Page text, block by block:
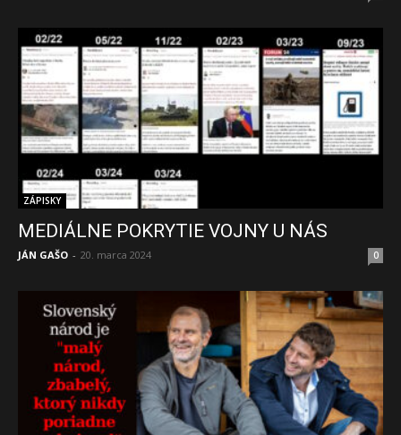
ZÁPISKY
MEDIÁLNE POKRYTIE VOJNY U NÁS
JÁN GAŠO - 20. marca 2024 0